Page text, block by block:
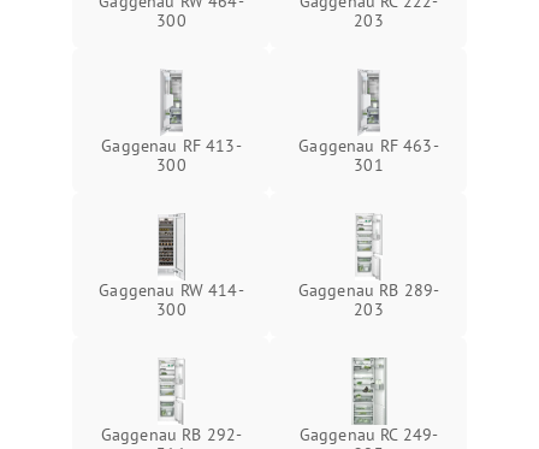
300
203
Gaggenau RF 413-
300
Gaggenau RF 463-
301
Gaggenau RW 414-
300
Gaggenau RB 289-
203
Gaggenau RB 292-
Gaggenau RC 249-